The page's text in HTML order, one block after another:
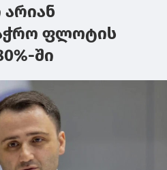
ფლოტის
ში